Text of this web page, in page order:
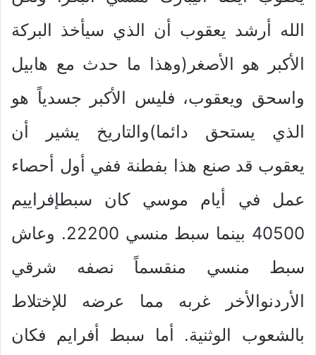
الله أرشد يعقوب أن الذي سيأخذ البركة
الأكبر هو الأصغر(وهذا ما حدث مع هابيل
واسحق ويعقوب، فليس الأكبر جسدياً هو
الذي يستحق دائما)والتاريخ يشير أن
يعقوب قد صنع هذا بفطنة ففي أول أحصاء
عمل في أيام موسي كان سبطإفراييم
40500 بينما سبط منسي 22200. وعاش
سبط منسي منقسماً نصفه شرقي
الأردنوالأخر غربه مما عرضه للإختلاط
بالشعوب الوثنية. أما سبط أفرايم فكان